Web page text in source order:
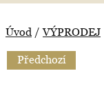
Úvod /VÝPRODEJ
Předchozí